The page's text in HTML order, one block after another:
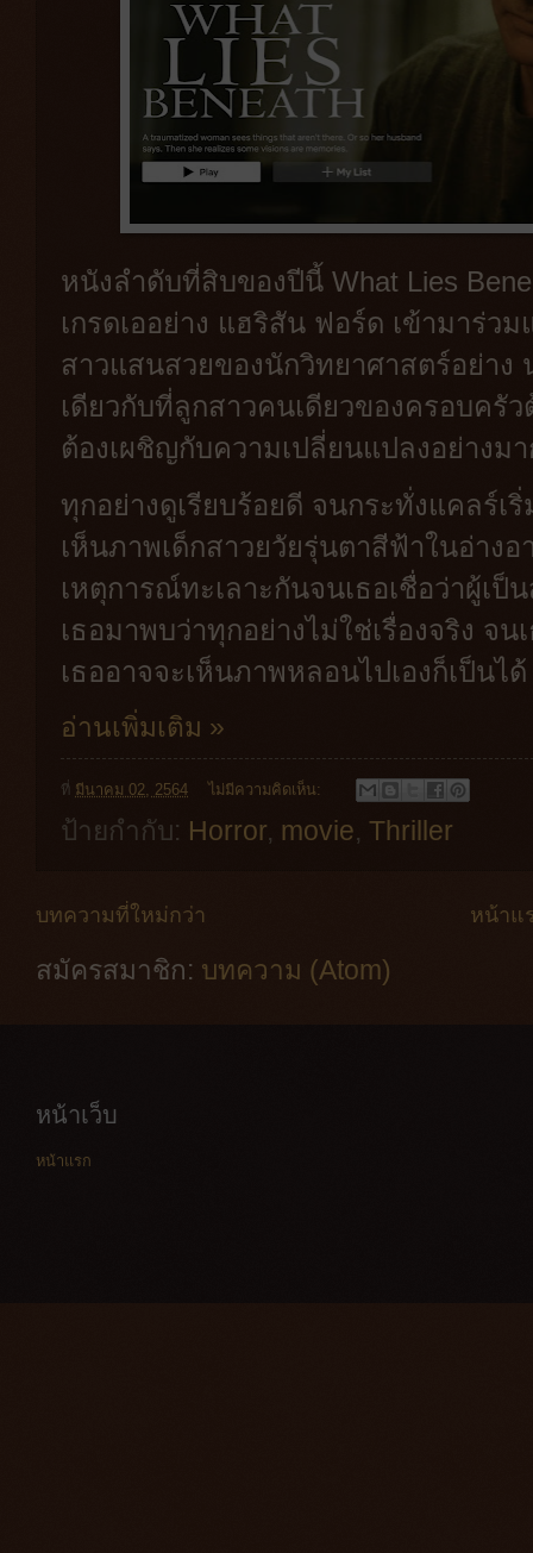
หนังลำดับที่สิบของปีนี้ What Lies
เกรดเออย่าง แฮริสัน ฟอร์ด เข้ามาร่ว
สาวแสนสวยของนักวิทยาศาสตร์อย่า
เดียวกับที่ลูกสาวคนเดียวของครอบครั
ต้องเผชิญกับความเปลี่ยนแปลงอย่างม
ทุกอย่างดูเรียบร้อยดี จนกระทั่งแคลร์เ
เห็นภาพเด็กสาวยวัยรุ่นตาสีฟ้าในอ่าง
เหตุการณ์ทะเลาะกันจนเธอเชื่อว่าผู้เ
เธอมาพบว่าทุกอย่างไม่ใช่เรื่องจริง จ
เธออาจจะเห็นภาพหลอนไปเองก็เป็นได้
อ่านเพิ่มเติม »
ที่ มีนาคม 02, 2564 ไม่มีความคิดเห็น:
ป้ายกำกับ: Horror, movie, Thriller
บทความที่ใหม่กว่า หน้าแ
สมัครสมาชิก: บทความ (Atom)
หน้าเว็บ
หน้าแรก